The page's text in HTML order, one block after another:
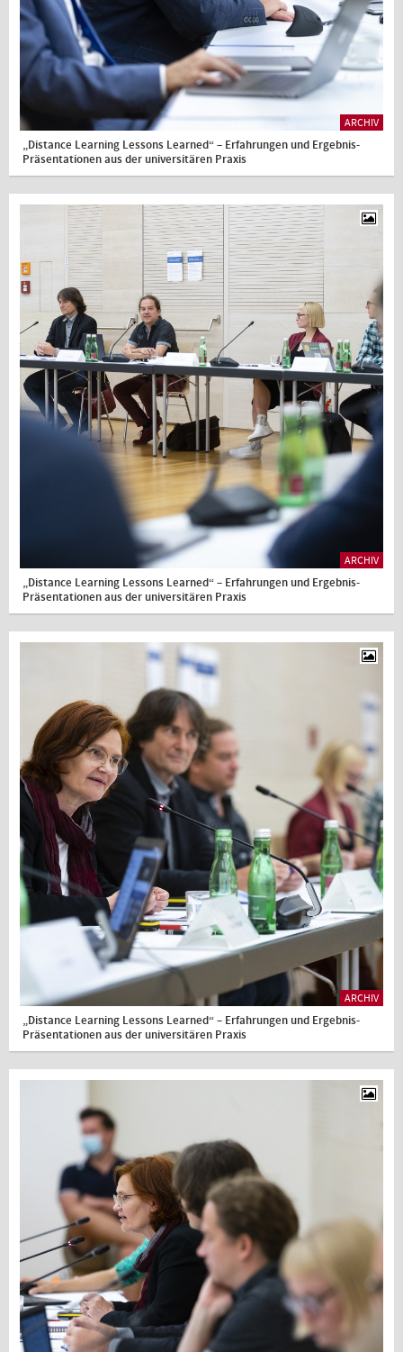
ARCHIV
„Distance Learning Lessons Learned“ – Erfahrungen und Ergebnis-
Präsentationen aus der universitären Praxis
ARCHIV
„Distance Learning Lessons Learned“ – Erfahrungen und Ergebnis-
Präsentationen aus der universitären Praxis
ARCHIV
„Distance Learning Lessons Learned“ – Erfahrungen und Ergebnis-
Präsentationen aus der universitären Praxis